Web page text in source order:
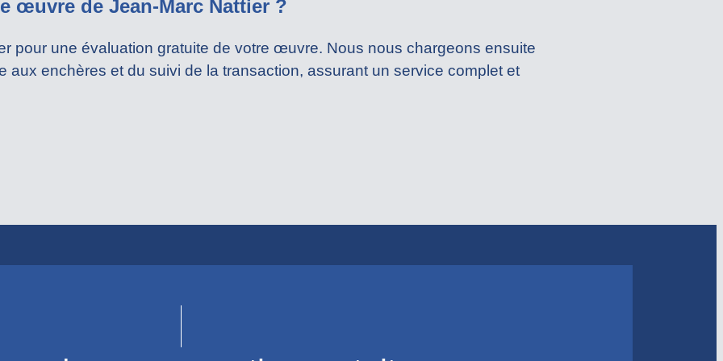
œuvre de Jean-Marc Nattier ?
pour une évaluation gratuite de votre œuvre. Nous nous chargeons ensuite
aux enchères et du suivi de la transaction, assurant un service complet et